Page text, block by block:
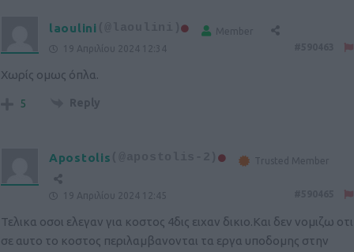
laoulini (@laoulini)
Member
19 Απριλίου 2024 12:34
Χωρίς ομως όπλα.
5 Reply
Apostolis (@apostolis-2) Trusted Member
19 Απριλίου 2024 12:45
Τελικα οσοι ελεγαν για κοστος 4δις ειχαν δικιο.Και δεν νομιζω οτι
σε αυτο το κοστος περιλαμβανονται τα εργα υποδομης στην